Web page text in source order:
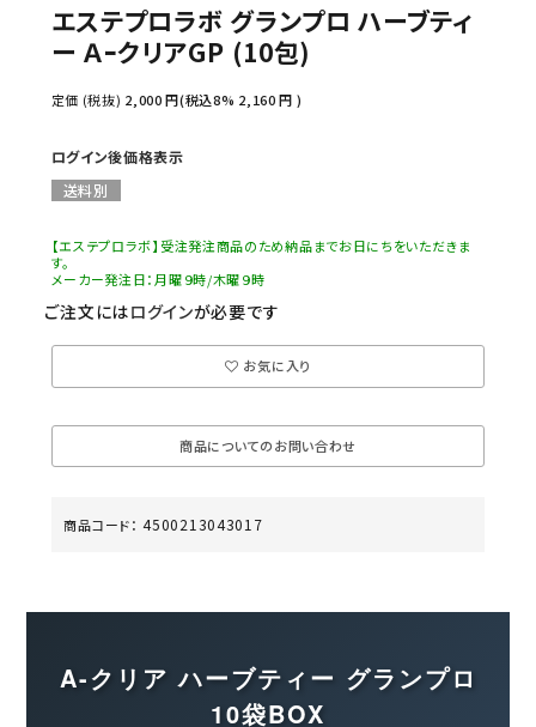
エステプロラボ グランプロ ハーブティ
ー ＡｰクリアGP (10包)
定価 (税抜) 2,000 円(税込8% 2,160 円 )
ログイン後価格表示
送料別
【エステプロラボ】受注発注商品のため納品までお日にちをいただきま
す。
メーカー発注日：月曜９時/木曜９時
ご注文にはログインが必要です
お気に入り
商品についてのお問い合わせ
商品コード： 4500213043017
A-クリア ハーブティー グランプロ
10袋BOX